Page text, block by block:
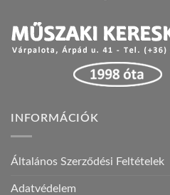
INFORMÁCIÓK
Általános Szerződési Feltételek
Adatvédelem